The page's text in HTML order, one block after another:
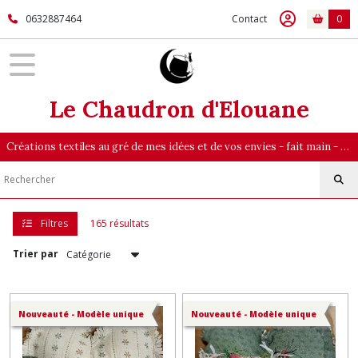
0632887464 Contact 0
Le Chaudron d'Elouane
Créations textiles au gré de mes idées et de vos envies - fait main - majoritairement en pièce unique
Filtres 165 résultats
Trier par
Nouveauté - Modèle unique Nouveauté - Modèle unique
Fermer
FILTRES
Accessoires
et
Inspiration
Japon
en
lin
(4)